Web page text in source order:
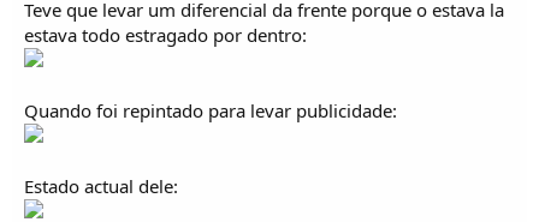
Teve que levar um diferencial da frente porque o estava la
estava todo estragado por dentro:
Quando foi repintado para levar publicidade:
Estado actual dele: